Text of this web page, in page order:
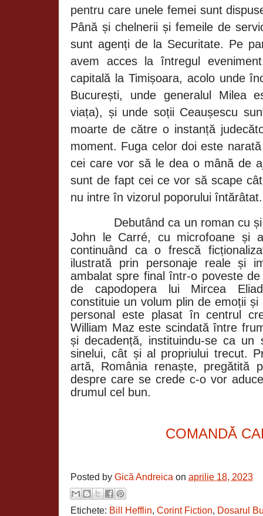
pentru care unele femei sunt
Până și chelnerii și femeile de
sunt agenți de la Securitate. Pe
avem acces la întregul
capitală la Timișoara, acolo unde
București, unde generalul Milea
viața), și unde soții Ceaușescu
moarte de către o instanță
moment. Fuga celor doi este
cei care vor să le dea o mână de
sunt de fapt cei ce vor să scape
nu intre în vizorul poporului întărâtat.
Debutând ca un roman cu
John le Carré, cu microfoane și
continuând ca o frescă
ilustrată prin personaje reale și
ambalat spre final într-o poveste
de capodopera lui Mircea
constituie un volum plin de emoții
personal este plasat în centrul
William Maz este scindată între
și decadență, instituindu-se ca un
sinelui, cât și al propriului trecut.
artă, România renaște, pregătită
despre care se crede c-o vor
drumul cel bun.
COMANDĂ
Posted by Gică Andreica on aprilie 18, 2023
Etichete: Bill Hefflin, Corint Fiction, Dosarul